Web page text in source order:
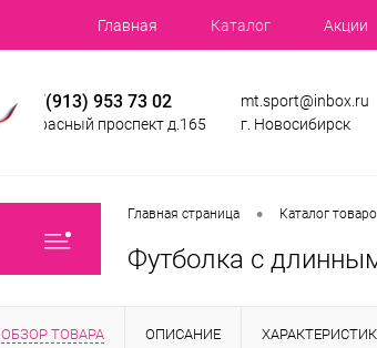
Главная Каталог Акции
+7(913) 953 73 02
Красный проспект д.165
mt.sport@inbox.ru
г. Новосибирск
Главная страница • Каталог
Футболка с
ОБЗОР ТОВАРА ОПИСАНИЕ